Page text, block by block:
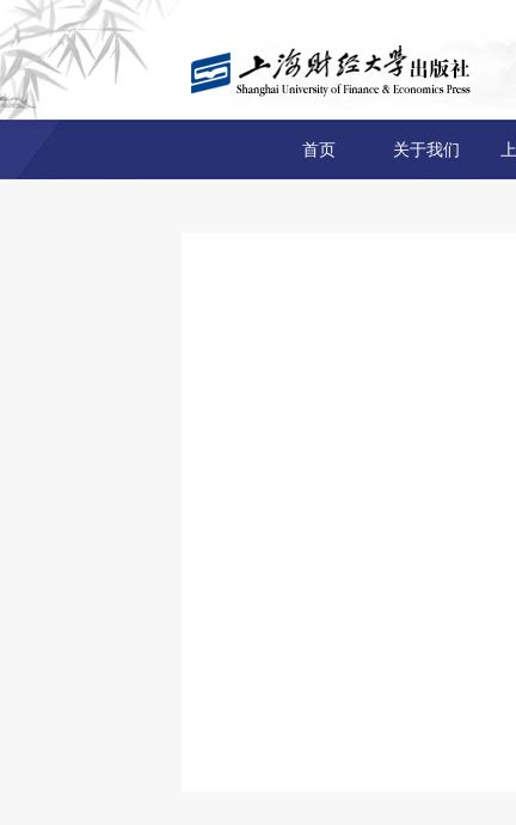
首页 关于我们